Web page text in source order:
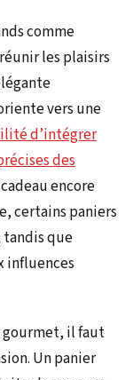
comme
les plaisirs
vers une
d’intégrer
des
encore
certains paniers
tandis que
influences
gourmet, il faut
Un panier